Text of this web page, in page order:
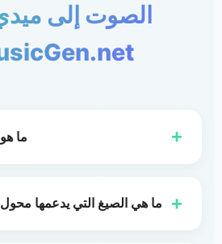
الصوت إلى
ما +
بيانات نوتة ميدي بحيث يمكنك
ما هي الصيغ التي يدعمها +